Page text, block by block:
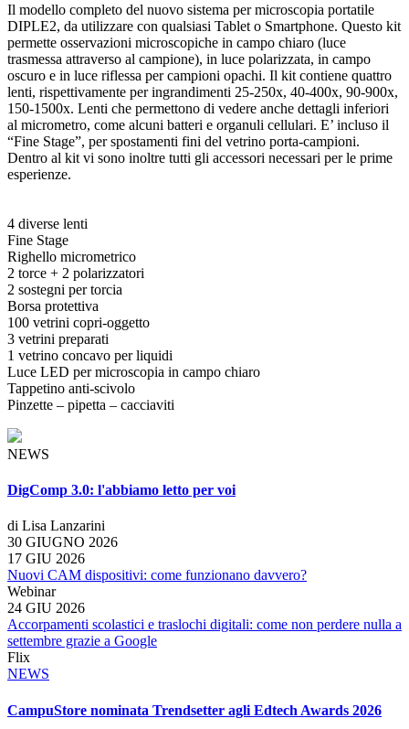
Il modello completo del nuovo sistema per microscopia portatile
DIPLE2, da utilizzare con qualsiasi Tablet o Smartphone. Questo kit
permette osservazioni microscopiche in campo chiaro (luce
trasmessa attraverso al campione), in luce polarizzata, in campo
oscuro e in luce riflessa per campioni opachi. Il kit contiene quattro
lenti, rispettivamente per ingrandimenti 25-250x, 40-400x, 90-900x,
150-1500x. Lenti che permettono di vedere anche dettagli inferiori
al micrometro, come alcuni batteri e organuli cellulari. E’ incluso il
“Fine Stage”, per spostamenti fini del vetrino porta-campioni.
Dentro al kit vi sono inoltre tutti gli accessori necessari per le prime
esperienze.
4 diverse lenti
Fine Stage
Righello micrometrico
2 torce + 2 polarizzatori
2 sostegni per torcia
Borsa protettiva
100 vetrini copri-oggetto
3 vetrini preparati
1 vetrino concavo per liquidi
Luce LED per microscopia in campo chiaro
Tappetino anti-scivolo
Pinzette – pipetta – cacciaviti
NEWS
DigComp 3.0: l'abbiamo letto per voi
di Lisa Lanzarini
30 GIUGNO 2026
17 GIU 2026
Nuovi CAM dispositivi: come funzionano davvero?
Webinar
24 GIU 2026
Accorpamenti scolastici e traslochi digitali: come non perdere nulla a
settembre grazie a Google
Flix
NEWS
CampuStore nominata Trendsetter agli Edtech Awards 2026